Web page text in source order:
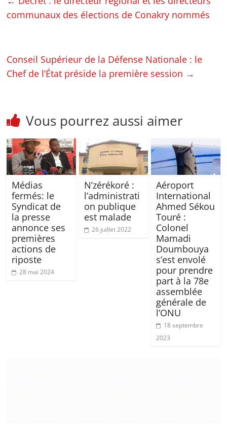
communaux des élections de Conakry nommés
Conseil Supérieur de la Défense Nationale : le
Chef de l’État préside la première session →
Vous pourrez aussi aimer
Médias
fermés: le
Syndicat de
la presse
annonce ses
premières
actions de
riposte
28 mai 2024
N’zérékoré :
l’administrati
on publique
est malade
26 juillet 2022
Aéroport
International
Ahmed Sékou
Touré :
Colonel
Mamadi
Doumbouya
s’est envolé
pour prendre
part à la 78e
assemblée
générale de
l’ONU
18 septembre
2023